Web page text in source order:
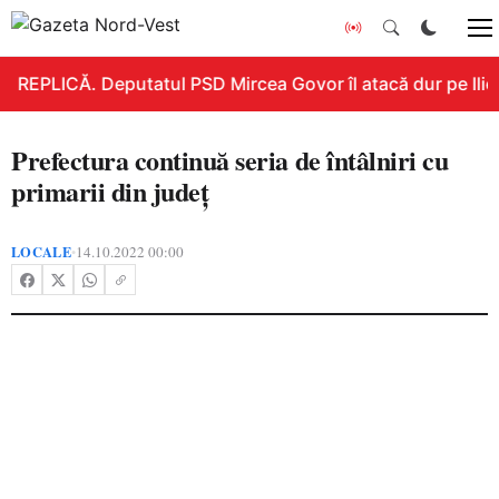
REPLICĂ. Deputatul PSD Mircea Govor îl atacă dur pe
Prefectura continuă seria de întâlniri cu
primarii din județ
LOCALE•14.10.2022 00:00